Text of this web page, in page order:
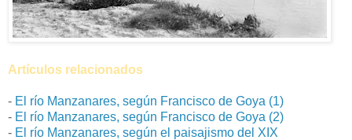
Artículos relacionados
- El río Manzanares, según Francisco de Goya (1)
- El río Manzanares, según Francisco de Goya (2)
- El río Manzanares, según el paisajismo del XIX